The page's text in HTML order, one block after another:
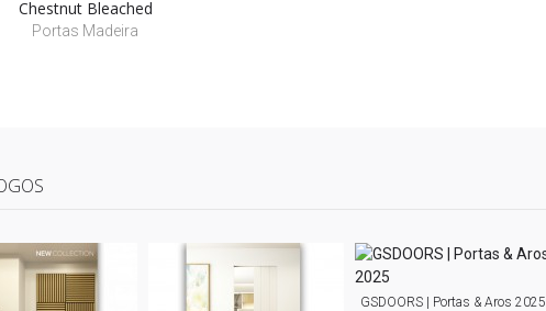
Chestnut Bleached
Portas Madeira
GSDOORS | Portas & Aros 2025